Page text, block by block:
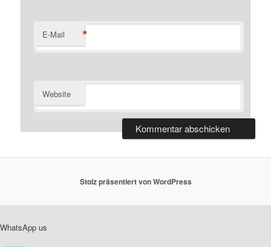
E-Mail *
Website
Stolz präsentiert von WordPress
WhatsApp us